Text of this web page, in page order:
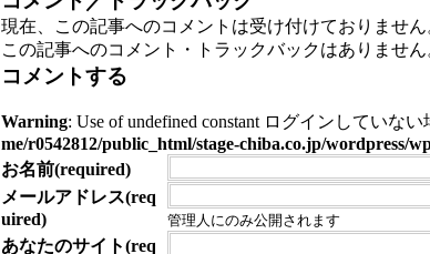
現在、この記事へのコメントは受け付けておりません
この記事へのコメント・トラックバックはありません
コメントする
Warning: Use of undefined constant ログインしていな
me/r0542812/public_html/stage-chiba.co.jp/wordpress/
お名前(required)
メールアドレス(req
uired)
管理人にのみ公開されます
あなたのサイト(req